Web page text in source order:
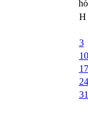
H
3
10
17
24
31